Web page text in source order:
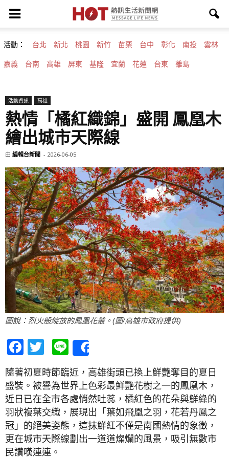
活動： 台北 新北 桃園 新竹 苗栗 台中 彰化 南投 雲林
嘉義 台南 高雄 屏東 基隆 宜蘭 花蓮 台東 離島
活動資訊 高雄
熱情「橘紅織錦」盛開 鳳凰木
繪出城市天際線
由 編輯台新聞 - 2026-06-05
圖說：烈火般綻放的鳳凰花叢。(圖/高雄市政府提供)
Facebook
Twitter
Line
隨著初夏時節臨近，高雄街頭已換上鮮艷奪目的夏日
盛裝。被譽為世界上色彩最鮮艷花樹之一的鳳凰木，
近日已在全市各處悄然吐蕊，橘紅色的花朵與鮮綠的
羽狀複葉交織，展現出「葉如飛凰之羽，花若丹鳳之
冠」的絕美姿態，這抹鮮紅不僅是南國熱情的象徵，
更在城市天際線劃出一道道燦爛的風景，吸引無數市
民讚嘆連連。